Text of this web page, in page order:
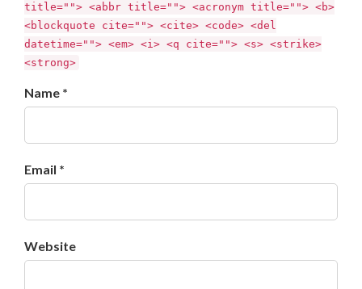
title=""> <abbr title=""> <acronym title=""> <b>
<blockquote cite=""> <cite> <code> <del
datetime=""> <em> <i> <q cite=""> <s> <strike>
<strong>
Name *
Email *
Website